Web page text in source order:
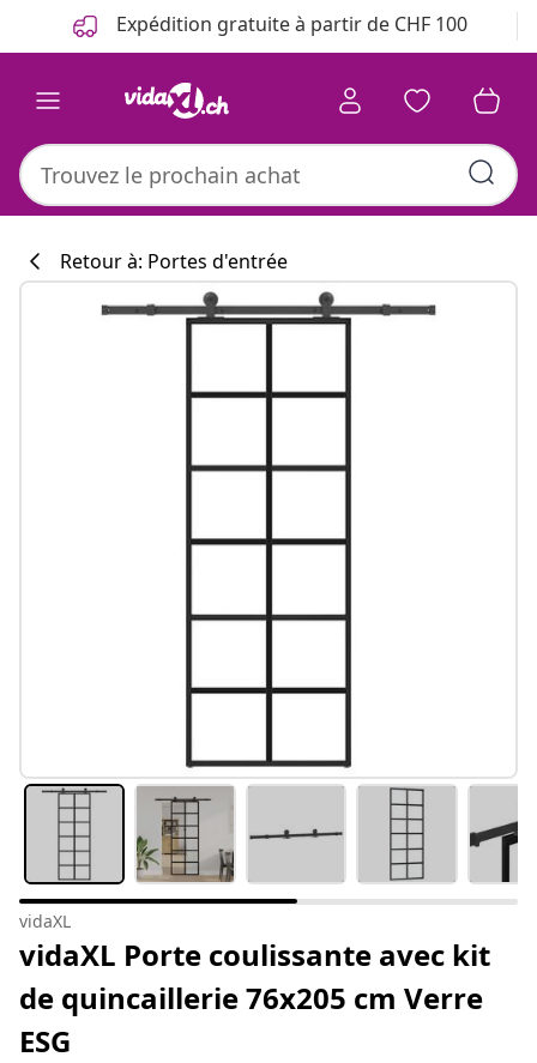
Précédent Expédition gratuite à partir de CHF 100
Retour à: Portes d'entrée
vidaXL
vidaXL Porte coulissante avec kit
de quincaillerie 76x205 cm Verre
ESG